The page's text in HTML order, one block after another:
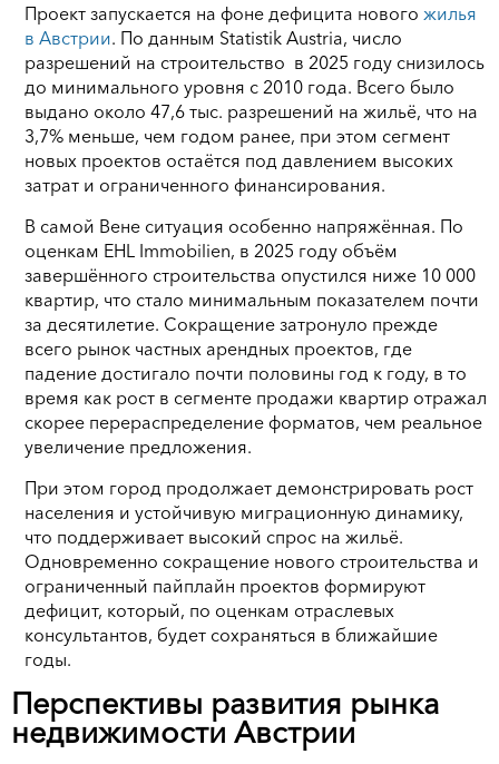
Проект запускается на фоне дефицита нового жилья
в Австрии. По данным Statistik Austria, число
разрешений на строительство в 2025 году снизилось
до минимального уровня с 2010 года. Всего было
выдано около 47,6 тыс. разрешений на жильё, что на
3,7% меньше, чем годом ранее, при этом сегмент
новых проектов остаётся под давлением высоких
затрат и ограниченного финансирования.
В самой Вене ситуация особенно напряжённая. По
оценкам EHL Immobilien, в 2025 году объём
завершённого строительства опустился ниже 10 000
квартир, что стало минимальным показателем почти
за десятилетие. Сокращение затронуло прежде
всего рынок частных арендных проектов, где
падение достигало почти половины год к году, в то
время как рост в сегменте продажи квартир отражал
скорее перераспределение форматов, чем реальное
увеличение предложения.
При этом город продолжает демонстрировать рост
населения и устойчивую миграционную динамику,
что поддерживает высокий спрос на жильё.
Одновременно сокращение нового строительства и
ограниченный пайплайн проектов формируют
дефицит, который, по оценкам отраслевых
консультантов, будет сохраняться в ближайшие
годы.
Перспективы развития рынка
недвижимости Австрии